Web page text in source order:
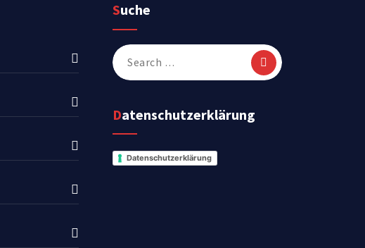
Suche
Search
for:
Datenschutzerklärung
Datenschutzerklärung